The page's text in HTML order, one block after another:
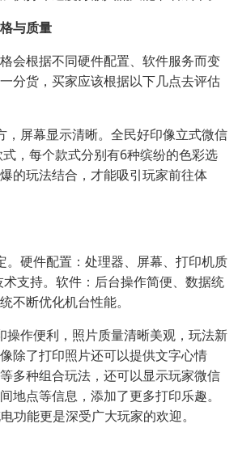
与质量
会根据不同硬件配置、软件服务而变
分货，买家应该根据以下几点去评估
，屏幕显示清晰。全民好印像立式微信
，每个款式分别有6种缤纷的色彩选
的玩法结合，才能吸引玩家前往体
。硬件配置：处理器、屏幕、打印机质
支持。软件：后台操作简便、数据统
不断优化机台性能。
操作便利，照片质量清晰美观，玩法新
除了打印照片还可以提供文字心情
多种组合玩法，还可以显示玩家微信
地点等信息，添加了更多打印乐趣。
功能更是深受广大玩家的欢迎。